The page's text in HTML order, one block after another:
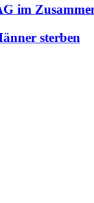
im
sterben